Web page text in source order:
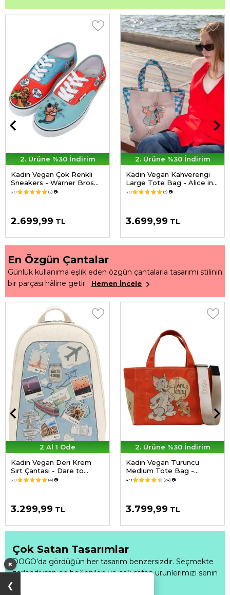
2. Ürüne %30 İndirim
Kadın Vegan Çok Renkli
Sneakers - Warner Bros
Hungry Doo Scooby Doo
5.0 (2) 📷
2.699,99 TL
2. Ürüne %30 İndirim
Kadın Vegan Kahverengi
Large Tote Bag - Alice in
Nowhere Tasarım
5.0 (3) 📷
3.699,99 TL
2 Al 1 Öde
Kadın Vegan Deri Krem
Sırt Çantası - Dare to
Explore Tasarım
5.0 (4) 📷
3.299,99 TL
2. Ürüne %30 İndirim
Kadın Vegan Turuncu
Medium Tote Bag -
Warner Bros Tom & Jerry
4.9 (24) 📷
3.799,99 TL
En Özgün Çantalar
Günlük kullanıma eşlik eden özgün çantalarla tasarımı stilinin
bir parçası hâline getir.
Hemen İncele
Çok Satan Tasarımlar
DOGO’da gördüğün her tasarım benzersizdir. Seçmekte
zorlandıysan en beğenilen ve çok satan ürünlerimizi senin
için derledik.
×
❯